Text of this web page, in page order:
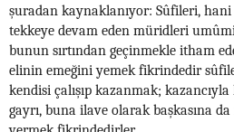
şuradan kaynaklanıyor: Sûfileri, hani
tekkeye devam eden müridleri
bunun sırtından geçinmekle itham
elinin emeğini yemek fikrindedir
kendisi çalışıp kazanmak;
gayrı, buna ilave olarak başkasına